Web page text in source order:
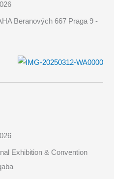
Beranových 667 Praga 9 -
Exhibition & Convention